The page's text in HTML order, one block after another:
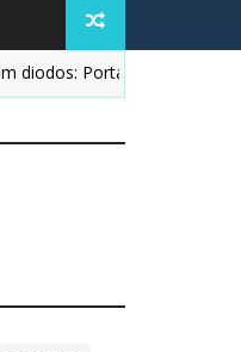
Porta Or (ou) simulada